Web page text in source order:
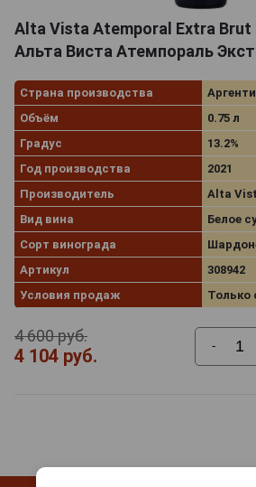
Alta Vista Atemporal Extra Brut
Альта Виста Атемпораль
Страна производства
Объём
0.75 л
Градус
13.2%
Год производства
2021
Производитель
Alta
Вид вина
Белое
Сорт винограда
Артикул
308942
Условия продаж
Только
4 600 руб.
4 104 руб. -